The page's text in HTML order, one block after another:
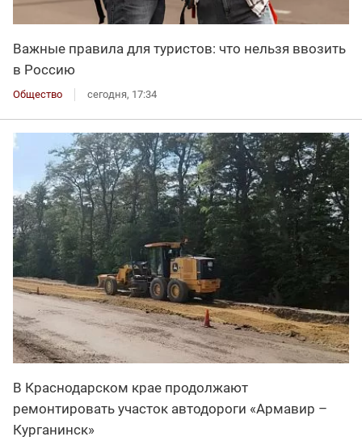
Важные правила для туристов: что нельзя ввозить
в Россию
Общество сегодня, 17:34
В Краснодарском крае продолжают
ремонтировать участок автодороги «Армавир –
Курганинск»